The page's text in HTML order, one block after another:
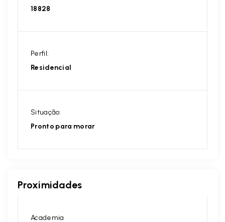
18828
Perfil:
Residencial
Situação:
Pronto para morar
Proximidades
Academia